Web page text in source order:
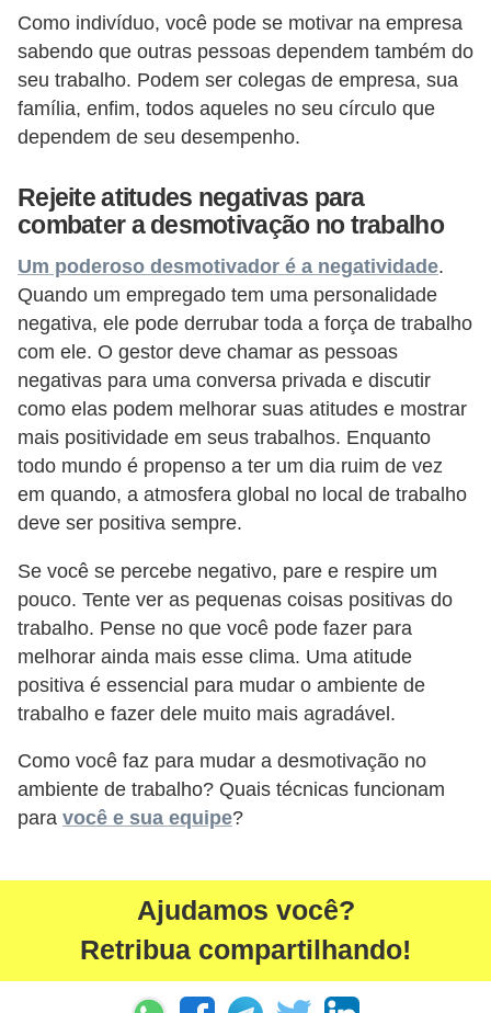
Como indivíduo, você pode se motivar na empresa
sabendo que outras pessoas dependem também do
seu trabalho. Podem ser colegas de empresa, sua
família, enfim, todos aqueles no seu círculo que
dependem de seu desempenho.
Rejeite atitudes negativas para
combater a desmotivação no trabalho
Um poderoso desmotivador é a negatividade.
Quando um empregado tem uma personalidade
negativa, ele pode derrubar toda a força de trabalho
com ele. O gestor deve chamar as pessoas
negativas para uma conversa privada e discutir
como elas podem melhorar suas atitudes e mostrar
mais positividade em seus trabalhos. Enquanto
todo mundo é propenso a ter um dia ruim de vez
em quando, a atmosfera global no local de trabalho
deve ser positiva sempre.
Se você se percebe negativo, pare e respire um
pouco. Tente ver as pequenas coisas positivas do
trabalho. Pense no que você pode fazer para
melhorar ainda mais esse clima. Uma atitude
positiva é essencial para mudar o ambiente de
trabalho e fazer dele muito mais agradável.
Como você faz para mudar a desmotivação no
ambiente de trabalho? Quais técnicas funcionam
para você e sua equipe?
Ajudamos você?
Retribua compartilhando!
H
m
a
o
s
R
e
l
ó
g
i
o
s
e
p
o
n
t
S
o
t
r